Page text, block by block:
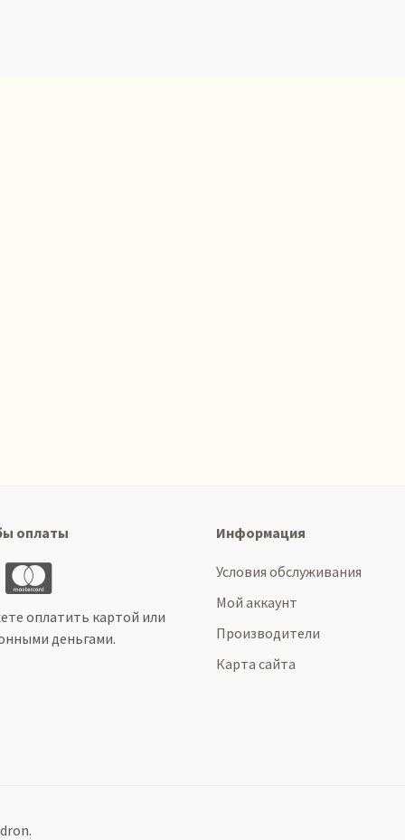
оплаты
оплатить картой или
деньгами.
Информация
Условия обслуживания
Мой аккаунт
Производители
Карта сайта